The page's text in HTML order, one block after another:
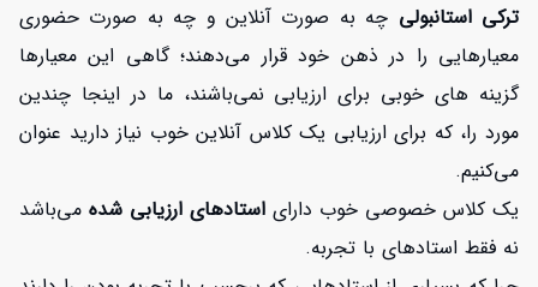
ترکی استانبولی چه به صورت آنلاین و چه به صورت حضوری
معیارهایی را در ذهن خود قرار می‌دهند؛ گاهی این معیارها
گزینه های خوبی برای ارزیابی نمی‌باشند، ما در اینجا چندین
مورد را، که برای ارزیابی یک کلاس آنلاین خوب نیاز دارید عنوان
می‌کنیم.
یک کلاس خصوصی خوب دارای استادهای ارزیابی شده می‌باشد
نه فقط استادهای با تجربه.